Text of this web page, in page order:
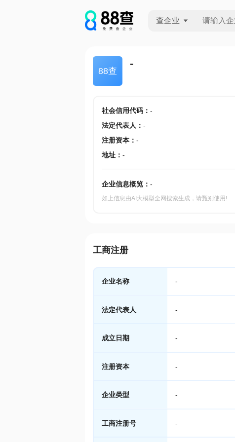
查企业
88查
-
社会信用代码： -
法定代表人 ： -
注册资本： -
地址： -
企业信息概览： -
如上信息由AI大模型全网搜索生成，请甄别使用!
工商注册
企业名称 -
法定代表人 -
成立日期 -
注册资本 -
企业类型 -
工商注册号 -